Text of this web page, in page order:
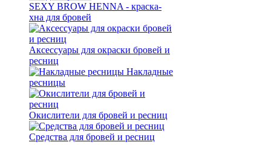
SEXY BROW HENNA - краска-
хна для бровей
Аксессуары для окраски бровей и
ресниц
Накладные
ресницы
Окислители для бровей и ресниц
Средства для бровей и ресниц